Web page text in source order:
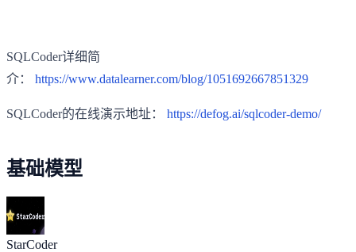
SQLCoder详细简
介： https://www.datalearner.com/blog/1051692667851329
SQLCoder的在线演示地址： https://defog.ai/sqlcoder-demo/
基础模型
StarCoder